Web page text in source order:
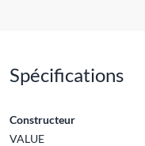
Spécifications
Constructeur
VALUE